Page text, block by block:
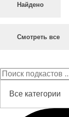
Найдено
Смотреть все